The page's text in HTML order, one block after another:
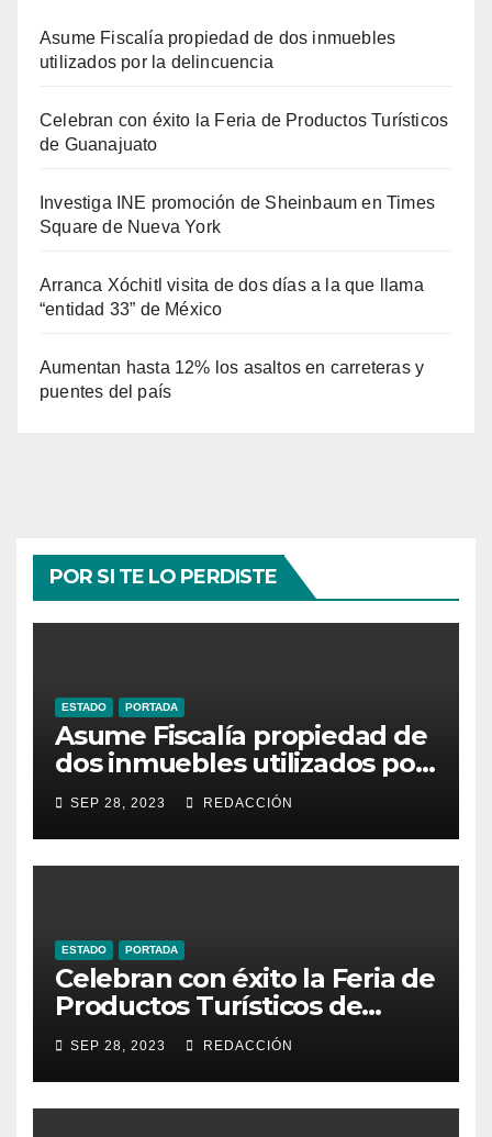
Asume Fiscalía propiedad de dos inmuebles
utilizados por la delincuencia
Celebran con éxito la Feria de Productos Turísticos
de Guanajuato
Investiga INE promoción de Sheinbaum en Times
Square de Nueva York
Arranca Xóchitl visita de dos días a la que llama
“entidad 33” de México
Aumentan hasta 12% los asaltos en carreteras y
puentes del país
POR SI TE LO PERDISTE
ESTADO PORTADA
Asume Fiscalía propiedad de
dos inmuebles utilizados por
la delincuencia
SEP 28, 2023 REDACCIÓN
ESTADO PORTADA
Celebran con éxito la Feria de
Productos Turísticos de
Guanajuato
SEP 28, 2023 REDACCIÓN